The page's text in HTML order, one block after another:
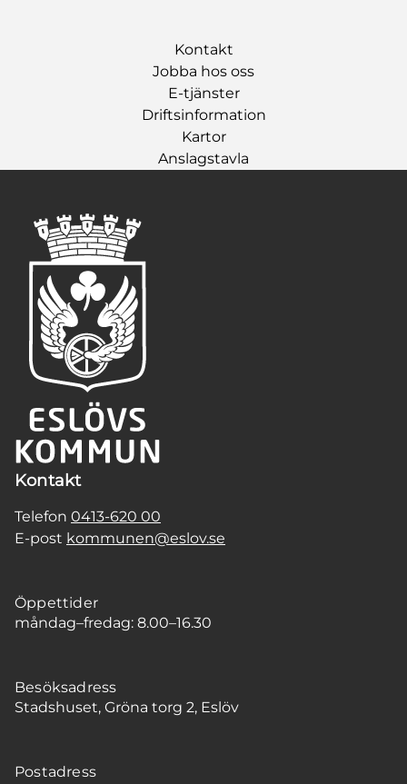
Kontakt
Jobba hos oss
E-tjänster
Driftsinformation
Kartor
Anslagstavla
Kontakt
Telefon 0413-620 00
E-post kommunen@eslov.se
Öppettider
måndag–fredag: 8.00–16.30
Besöksadress
Stadshuset, Gröna torg 2, Eslöv
Postadress